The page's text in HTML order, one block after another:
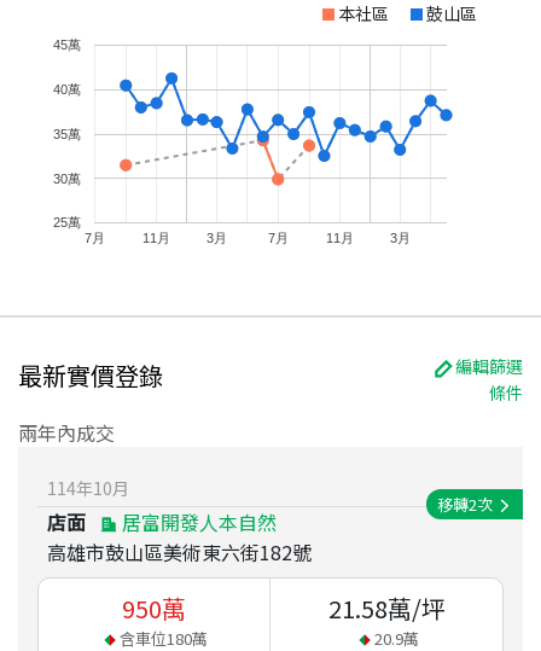
本社區 鼓山區
7月 11月 3月 7月 11月 3月
25萬
30萬
35萬
40萬
45萬
最新實價登錄
編輯篩選
條件
兩年內成交
114年10月
店面
居富開發人本自然
高雄市鼓山區美術東六街182號
移轉2次
950萬
含車位180萬
21.58萬/坪
20.9萬